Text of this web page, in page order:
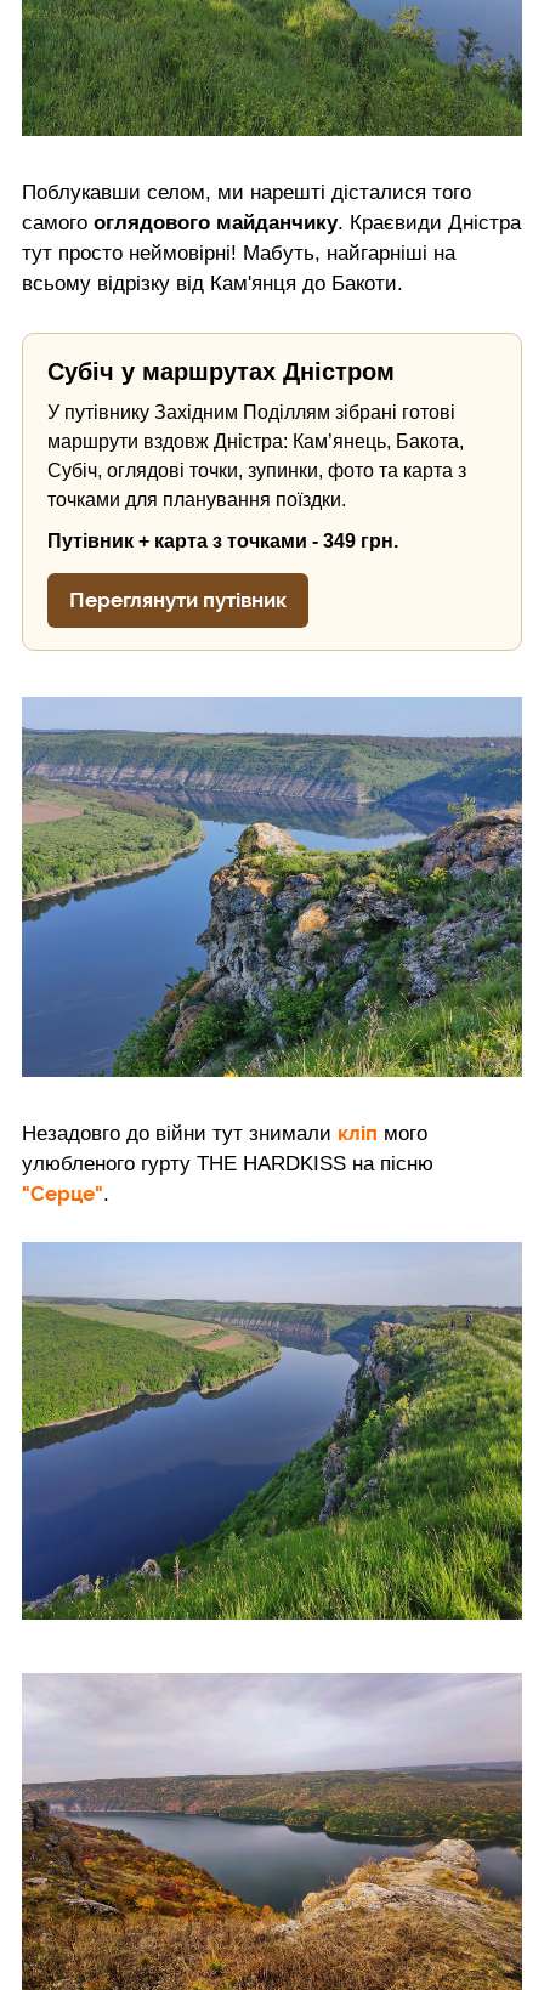
Поблукавши селом, ми нарешті дісталися того
самого оглядового майданчику. Краєвиди Дністра
тут просто неймовірні! Мабуть, найгарніші на
всьому відрізку від Кам'янця до Бакоти.
Субіч у маршрутах Дністром
У путівнику Західним Поділлям зібрані готові
маршрути вздовж Дністра: Кам’янець, Бакота,
Субіч, оглядові точки, зупинки, фото та карта з
точками для планування поїздки.
Путівник + карта з точками - 349 грн.
Переглянути путівник
Незадовго до війни тут знимали кліп мого
улюбленого гурту THE HARDKISS на пісню
"Серце".